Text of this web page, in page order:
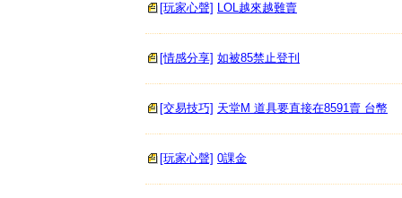
[玩家心聲] LOL越來越難賣
[情感分享] 如被85禁止登刊
[交易技巧] 天堂M 道具要直接在8591賣 台幣
[玩家心聲] 0課金